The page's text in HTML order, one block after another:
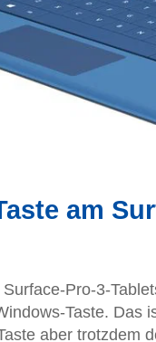
am
Pro-3-
Taste. Das
aber trotzdem